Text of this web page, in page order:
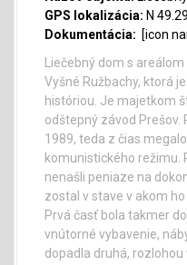
GPS lokalizácia: N
Dokumentácia: [icon
Liečebný dom s
Vyšné Ružbachy, ktorá
históriou. Je majetkom
odštepný závod Prešov.
1989, teda z čias
komunistického režimu.
nenašli peniaze na
zostal v stave v akom
Prvá časť bola takmer
vnútorné vybavenie,
dopadla druhá,